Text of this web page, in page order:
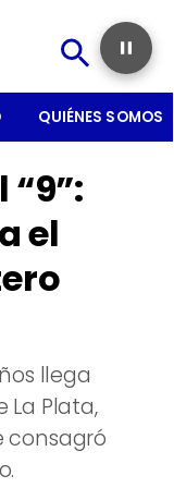
QUIÉNES SOMOS
el
llega
La Plata,
consagró